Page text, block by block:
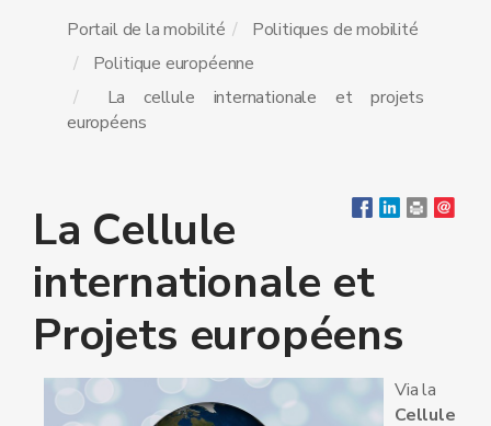
Portail de la mobilité
Politiques de mobilité
Politique européenne
La cellule internationale et projets
européens
La Cellule
internationale et
Projets européens
Via la
Cellule